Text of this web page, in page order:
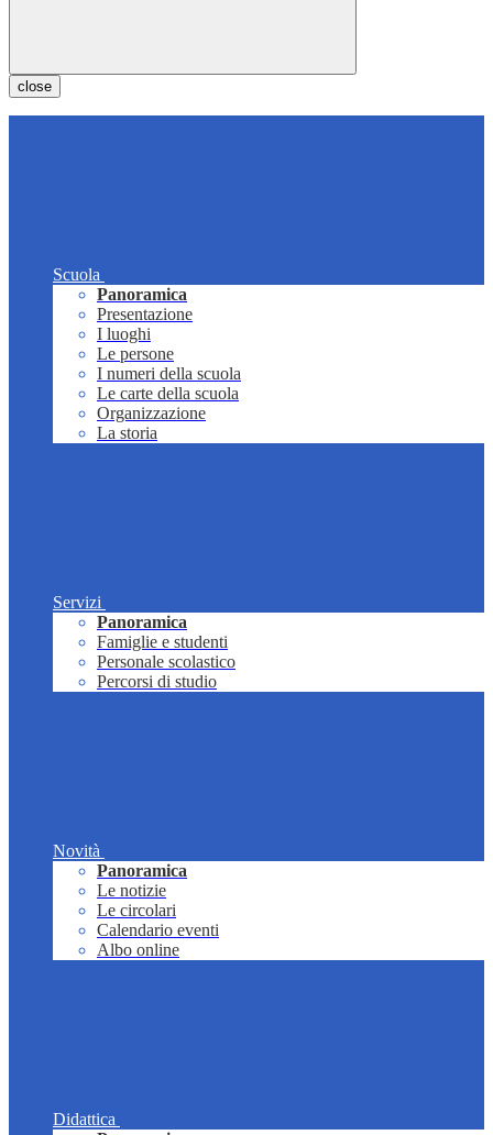
close
Scuola
Panoramica
Presentazione
I luoghi
Le persone
I numeri della scuola
Le carte della scuola
Organizzazione
La storia
Servizi
Panoramica
Famiglie e studenti
Personale scolastico
Percorsi di studio
Novità
Panoramica
Le notizie
Le circolari
Calendario eventi
Albo online
Didattica